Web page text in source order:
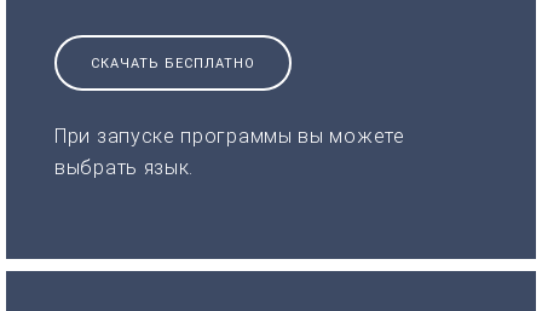
СКАЧАТЬ БЕСПЛАТНО
При запуске программы вы можете
выбрать язык.